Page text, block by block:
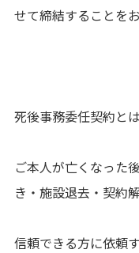
せて締結することを
死後事務委任契約とは
ご本人が亡くなった
き・施設退去・契約
信頼できる方に依頼